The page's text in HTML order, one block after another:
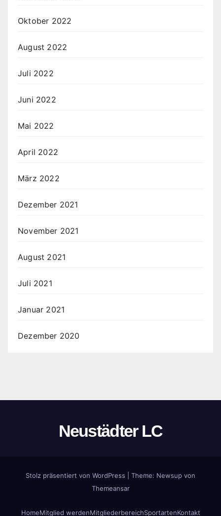
Oktober 2022
August 2022
Juli 2022
Juni 2022
Mai 2022
April 2022
März 2022
Dezember 2021
November 2021
August 2021
Juli 2021
Januar 2021
Dezember 2020
Neustädter LC
Stolz präsentiert von WordPress Theme: Newsup von
Themeansar
HomeMitglied werdenMitgliederbereichSportartenKontakt